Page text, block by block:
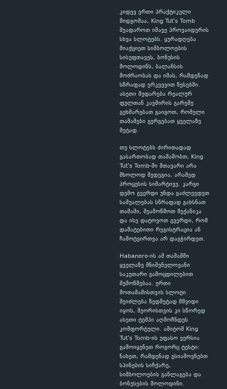
კიდევ ერთი პრაქტიკული
მიდგომაა, King Tut's Tomb
შეადაროთ იმავე პროვაიდერის
სხვა სლოტებს. ყურადღება
მიაქციეთ სიმბოლოების
სისუფთავეს, ბონუსის
მოლოდინს, ბალანსის
მოძრაობას და იმას, რამდენად
სწრაფად ერკვევით წესებში.
ასეთი შედარება რეალურ
ფულთან კავშირის გარეშე
გეხმარებათ გაიგოთ, რომელი
თამაშები გერგებათ ყველაზე
მეტად.
თუ სლოტებს ძირითადად
გასართობად თამაშობთ, King
Tut's Tomb-ში მთავარი არა
მხოლოდ შედეგია, არამედ
პროცესის სიმარტივე. კარგი
დემო გვერდი უნდა გაძლევდეთ
საშუალებას სწრაფად გახსნათ
თამაში, შეამოწმოთ მექანიკა
და ისე დატოვოთ გვერდი, რომ
დამატებითი რეგისტრაცია ან
ჩამოტვირთვა არ დაგჭირდეთ.
Habanero-ის ამ თამაშში
ყველაზე მნიშვნელოვანი
საკუთარი გამოცდილებით
შემოწმებაა. ერთი
მოთამაშისთვის სლოტი
შეიძლება ზედმეტად მშვიდი
იყოს, მეორისთვის კი სწორედ
ასეთი ტემპი აღმოჩნდეს
კომფორტული. ამიტომ King
Tut's Tomb-ის უფასო ვერსია
გამოიყენეთ როგორც ტესტი:
ნახეთ, რამდენად გსიამოვნებთ
სპინების სიჩქარე,
სიმბოლოების განლაგება და
ბონუსების მოლოდინი.